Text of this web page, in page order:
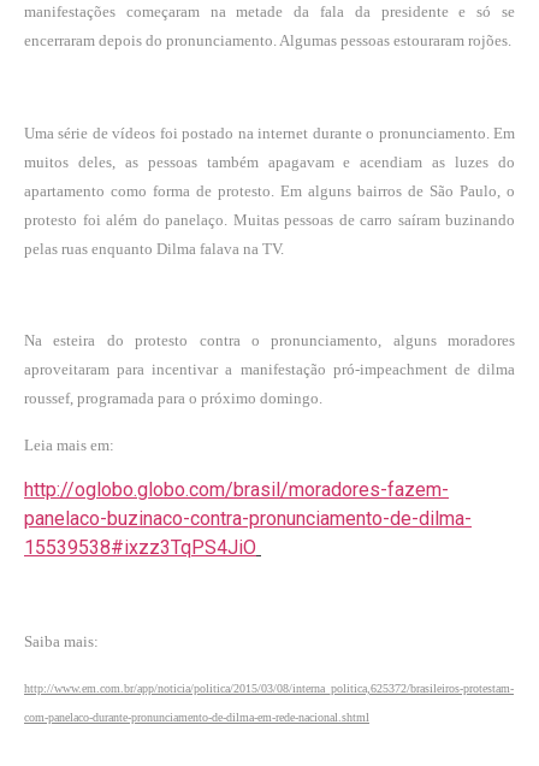
manifestações começaram na metade da fala da presidente e só se
encerraram depois do pronunciamento. Algumas pessoas estouraram rojões.
Uma série de vídeos foi postado na internet durante o pronunciamento. Em
muitos deles, as pessoas também apagavam e acendiam as luzes do
apartamento como forma de protesto. Em alguns bairros de São Paulo, o
protesto foi além do panelaço. Muitas pessoas de carro saíram buzinando
pelas ruas enquanto Dilma falava na TV.
Na esteira do protesto contra o pronunciamento, alguns moradores
aproveitaram para incentivar a manifestação pró-impeachment de dilma
roussef, programada para o próximo domingo.
Leia mais em:
http://oglobo.globo.com/brasil/moradores-fazem-
panelaco-buzinaco-contra-pronunciamento-de-dilma-
15539538#ixzz3TqPS4JiO
Saiba mais:
http://www.em.com.br/app/noticia/politica/2015/03/08/interna_politica,625372/brasileiros-protestam-
com-panelaco-durante-pronunciamento-de-dilma-em-rede-nacional.shtml